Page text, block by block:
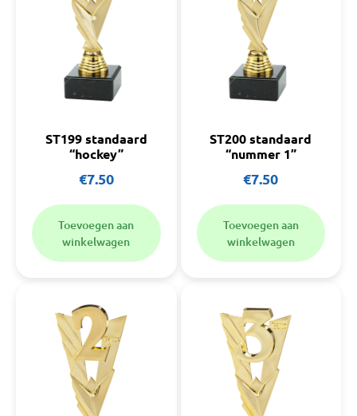
ST199 standaard
“hockey”
€7.50
Toevoegen aan
winkelwagen
ST200 standaard
“nummer 1”
€7.50
Toevoegen aan
winkelwagen